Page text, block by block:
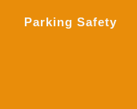
Parking Safety